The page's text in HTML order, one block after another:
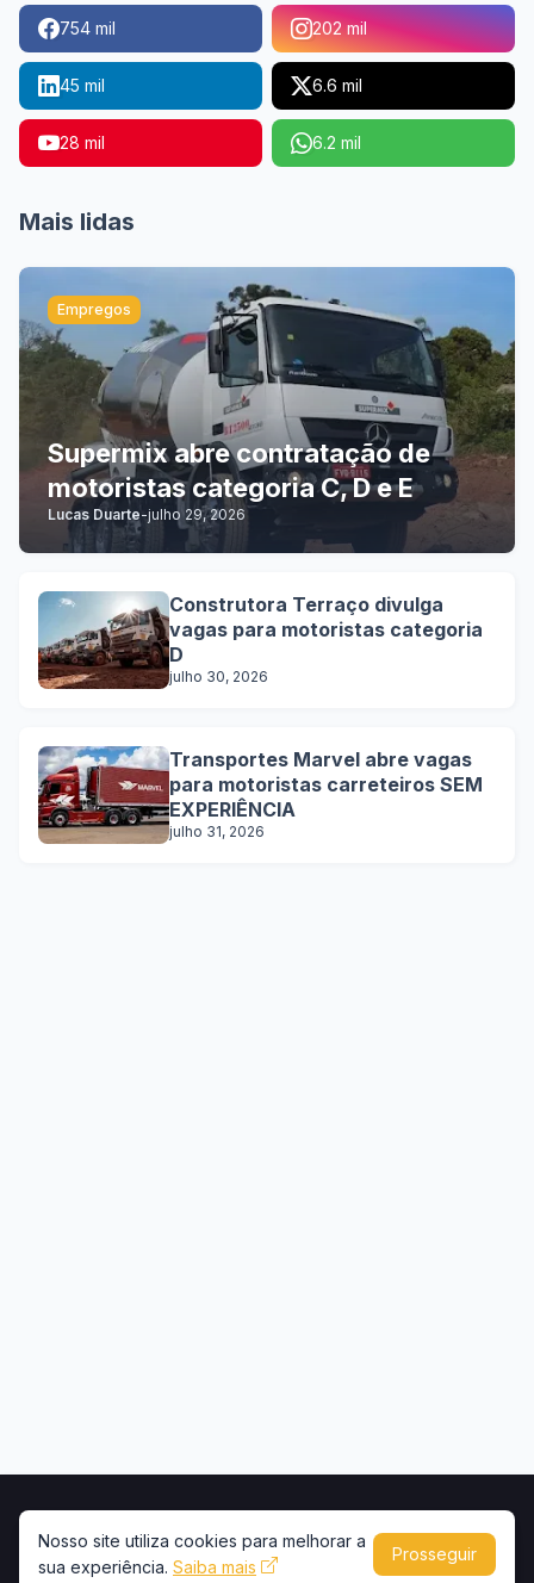
754 mil 202 mil
45 mil 6.6 mil
28 mil 6.2 mil
Mais lidas
Empregos
Supermix abre contratação de
motoristas categoria C, D e E
Lucas Duarte-julho 29, 2026
Construtora Terraço divulga
vagas para motoristas categoria
D
julho 30, 2026
Transportes Marvel abre vagas
para motoristas carreteiros SEM
EXPERIÊNCIA
julho 31, 2026
Copyright © 2026 -Portal Caminhões e Carretas
Nosso site utiliza cookies para melhorar a
sua experiência. Saiba mais
Prosseguir